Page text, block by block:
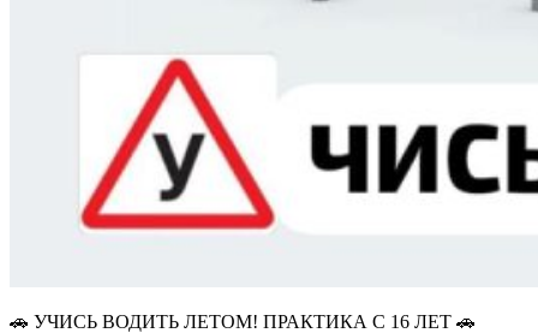
🚗 УЧИСЬ ВОДИТЬ ЛЕТОМ! ПРАКТИКА С 16 ЛЕТ 🚗